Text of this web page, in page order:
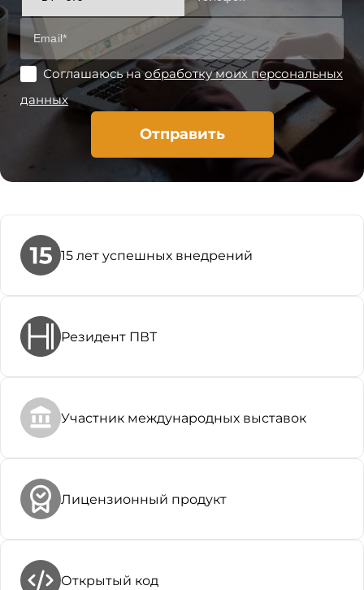
Соглашаюсь наобработку моих персональных
данных
Отправить
15 лет успешных внедрений
Резидент ПВТ
Участник международных выставок
Лицензионный продукт
Открытый код